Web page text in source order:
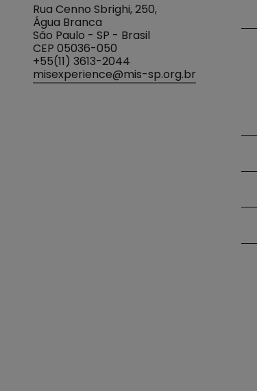
Rua Cenno Sbrighi, 250,
Água Branca
São Paulo - SP - Brasil
CEP 05036-050
+55(11) 3613-2044
misexperience@mis-sp.org.br